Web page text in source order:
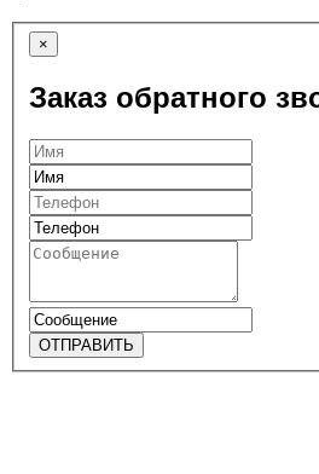
×
Заказ обратного
ОТПРАВИТЬ